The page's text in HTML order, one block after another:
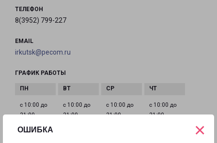
ОШИБКА ×
ТЕЛЕФОН
8(3952) 799-227
EMAIL
irkutsk@pecom.ru
ГРАФИК РАБОТЫ
с 10:00 до
21:00
с 10:00 до
21:00
с 10:00 до
21:00
с 10:00 до
21:00